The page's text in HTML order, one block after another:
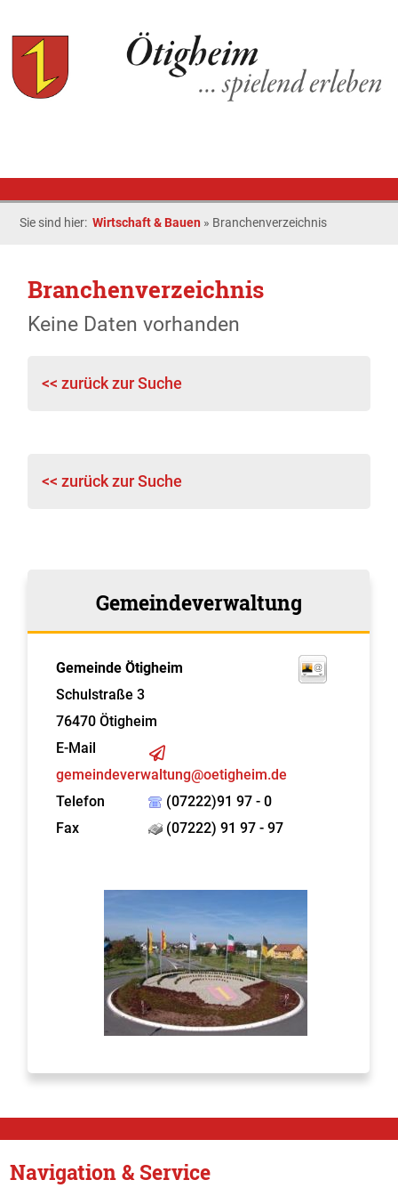
Sie sind hier:Wirtschaft & Bauen » Branchenverzeichnis
Branchenverzeichnis
Keine Daten vorhanden
<< zurück zur Suche
<< zurück zur Suche
Gemeindeverwaltung
Gemeinde Ötigheim
Schulstraße 3
76470 Ötigheim
E-Mail
gemeindeverwaltung@oetigheim.de
Telefon
(07222)91 97 - 0
Fax
(07222) 91 97 - 97
Navigation & Service